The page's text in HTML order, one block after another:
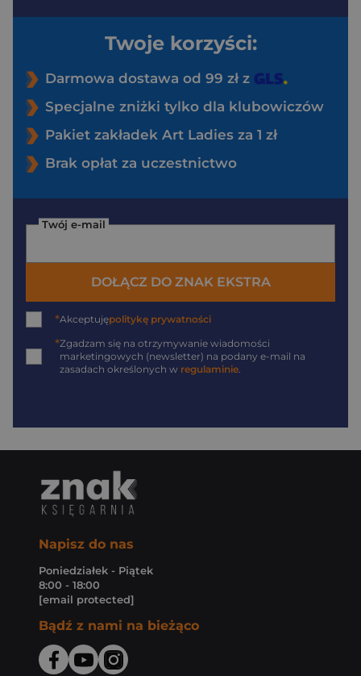
Twoje korzyści:
Darmowa dostawa od 99 zł z
Specjalne zniżki tylko dla klubowiczów
Pakiet zakładek Art Ladies za 1 zł
Brak opłat za uczestnictwo
Twój e-mail
DOŁĄCZ DO ZNAK EKSTRA
*Akceptujępolitykę prywatności
*Zgadzam się na otrzymywanie wiadomości
marketingowych (newsletter) na podany e-mail na
zasadach określonych w regulaminie
Napisz do nas
Poniedziałek - Piątek
8:00 - 18:00
[email protected]
Bądź z nami na bieżąco